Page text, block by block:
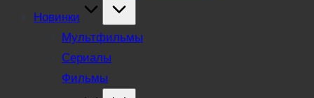
Новинки
Мультфильмы
Сериалы
Фильмы